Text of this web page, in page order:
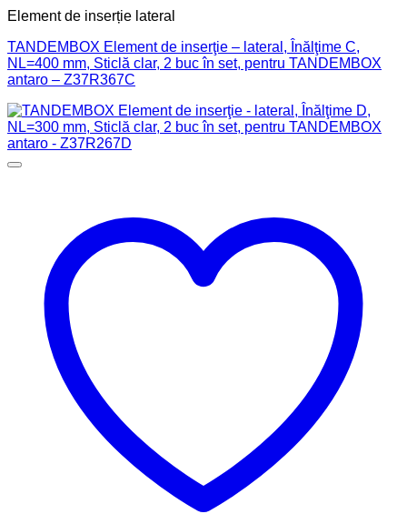
Element de inserție lateral
TANDEMBOX Element de inserţie – lateral, Înălţime C,
NL=400 mm, Sticlă clar, 2 buc în set, pentru TANDEMBOX
antaro – Z37R367C